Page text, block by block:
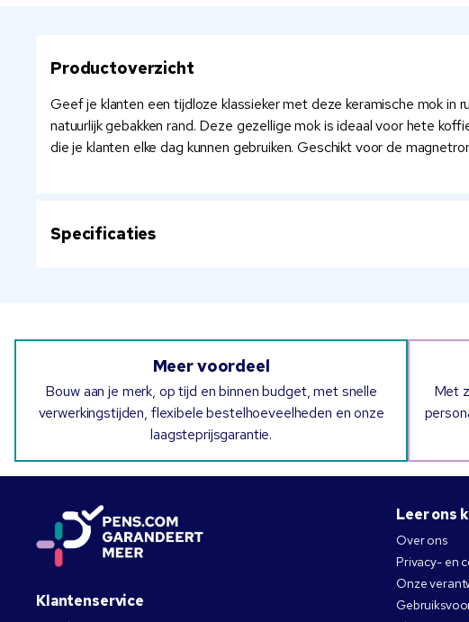
Productoverzicht
Geef je klanten een tijdloze klassieker met deze keramische mok
natuurlijk gebakken rand. Deze gezellige mok is ideaal voor hete
die je klanten elke dag kunnen gebruiken. Geschikt voor de
Specificaties
Meer voordeel
Bouw aan je merk, op tijd en binnen budget, met snelle
verwerkingstijden, flexibele bestelhoeveelheden en onze
laagsteprijsgarantie.
Met
Klantenservice
Leer ons
Over ons
Privacy- en
Onze